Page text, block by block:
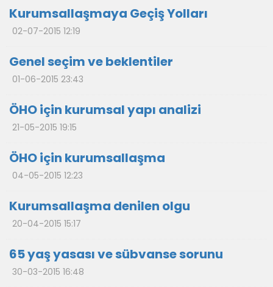
Kurumsallaşmaya Geçiş Yolları
02-07-2015 12:19
Genel seçim ve beklentiler
01-06-2015 23:43
ÖHO için kurumsal yapı analizi
21-05-2015 19:15
ÖHO için kurumsallaşma
04-05-2015 12:23
Kurumsallaşma denilen olgu
20-04-2015 15:17
65 yaş yasası ve sübvanse sorunu
30-03-2015 16:48